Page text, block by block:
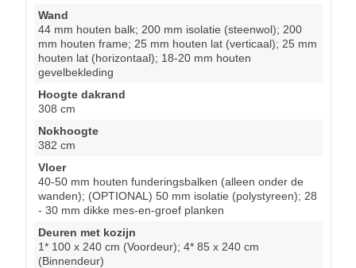
Wand
44 mm houten balk; 200 mm isolatie (steenwol); 200
mm houten frame; 25 mm houten lat (verticaal); 25 mm
houten lat (horizontaal); 18-20 mm houten
gevelbekleding
Hoogte dakrand
308 cm
Nokhoogte
382 cm
Vloer
40-50 mm houten funderingsbalken (alleen onder de
wanden); (OPTIONAL) 50 mm isolatie (polystyreen); 28
- 30 mm dikke mes-en-groef planken
Deuren met kozijn
1* 100 x 240 cm (Voordeur); 4* 85 x 240 cm
(Binnendeur)